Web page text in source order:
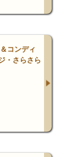
コンディ
・さらさら